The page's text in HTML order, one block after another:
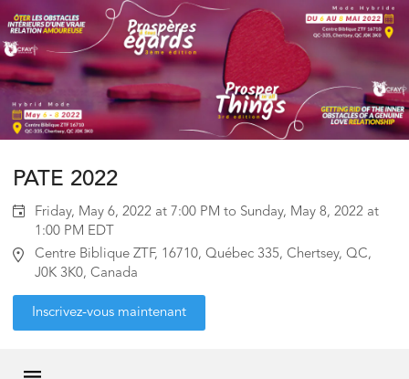
PATE 2022
Friday, May 6, 2022 at 7:00 PM to Sunday, May 8, 2022 at
1:00 PM EDT
Centre Biblique ZTF, 16710, Québec 335, Chertsey, QC,
J0K 3K0, Canada
Inscrivez-vous maintenant